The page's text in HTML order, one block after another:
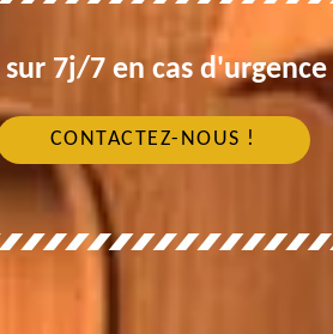
7j/7 en cas d'urgence
CONTACTEZ-NOUS !